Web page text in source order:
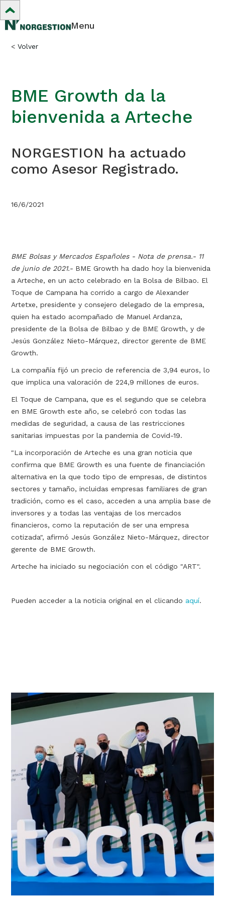
Menu
< Volver
BME Growth da la
bienvenida a Arteche
NORGESTION ha actuado
como Asesor Registrado.
16/6/2021
BME Bolsas y Mercados Españoles - Nota de prensa.- 11
de junio de 2021.- BME Growth ha dado hoy la bienvenida
a Arteche, en un acto celebrado en la Bolsa de Bilbao. El
Toque de Campana ha corrido a cargo de Alexander
Artetxe, presidente y consejero delegado de la empresa,
quien ha estado acompañado de Manuel Ardanza,
presidente de la Bolsa de Bilbao y de BME Growth, y de
Jesús González Nieto-Márquez, director gerente de BME
Growth.
La compañía fijó un precio de referencia de 3,94 euros, lo
que implica una valoración de 224,9 millones de euros.
El Toque de Campana, que es el segundo que se celebra
en BME Growth este año, se celebró con todas las
medidas de seguridad, a causa de las restricciones
sanitarias impuestas por la pandemia de Covid-19.
"La incorporación de Arteche es una gran noticia que
confirma que BME Growth es una fuente de financiación
alternativa en la que todo tipo de empresas, de distintos
sectores y tamaño, incluidas empresas familiares de gran
tradición, como es el caso, acceden a una amplia base de
inversores y a todas las ventajas de los mercados
financieros, como la reputación de ser una empresa
cotizada", afirmó Jesús González Nieto-Márquez, director
gerente de BME Growth.
Arteche ha iniciado su negociación con el código "ART".
Pueden acceder a la noticia original en el clicando aquí.